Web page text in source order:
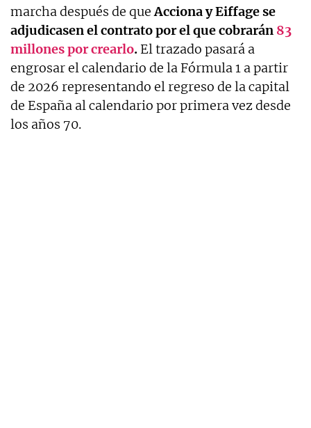
marcha después de queAcciona y Eiffage se
adjudicasen el contrato por el que cobrarán 83
millones por crearlo. El trazado pasará a
engrosar el calendario de la Fórmula 1 a partir
de 2026 representando el regreso de la capital
de España al calendario por primera vez desde
los años 70.